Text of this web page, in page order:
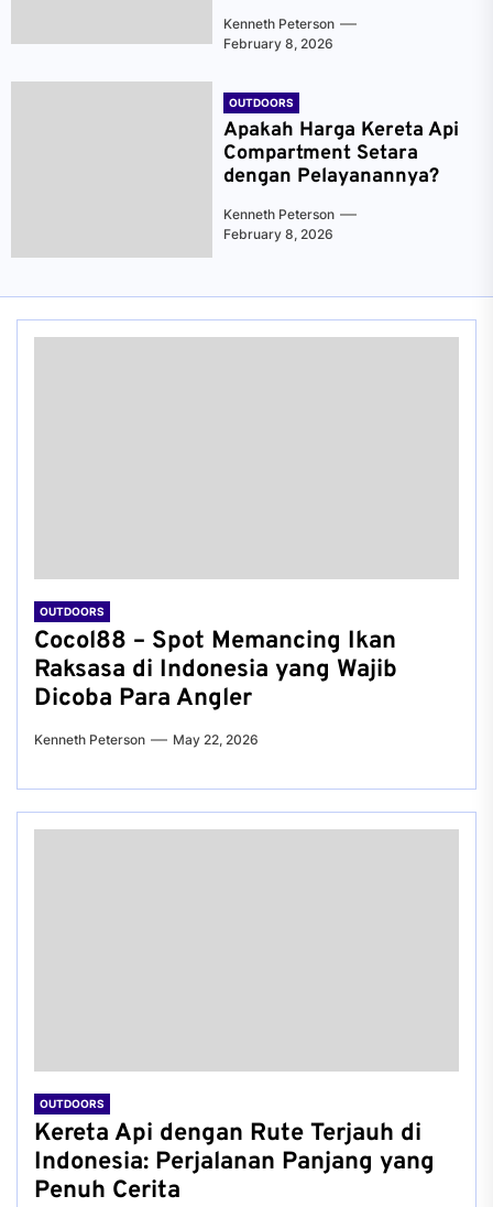
Kenneth Peterson
February 8, 2026
OUTDOORS
Apakah Harga Kereta Api
Compartment Setara
dengan Pelayanannya?
Kenneth Peterson
February 8, 2026
OUTDOORS
Cocol88 – Spot Memancing Ikan
Raksasa di Indonesia yang Wajib
Dicoba Para Angler
Kenneth Peterson May 22, 2026
OUTDOORS
Kereta Api dengan Rute Terjauh di
Indonesia: Perjalanan Panjang yang
Penuh Cerita